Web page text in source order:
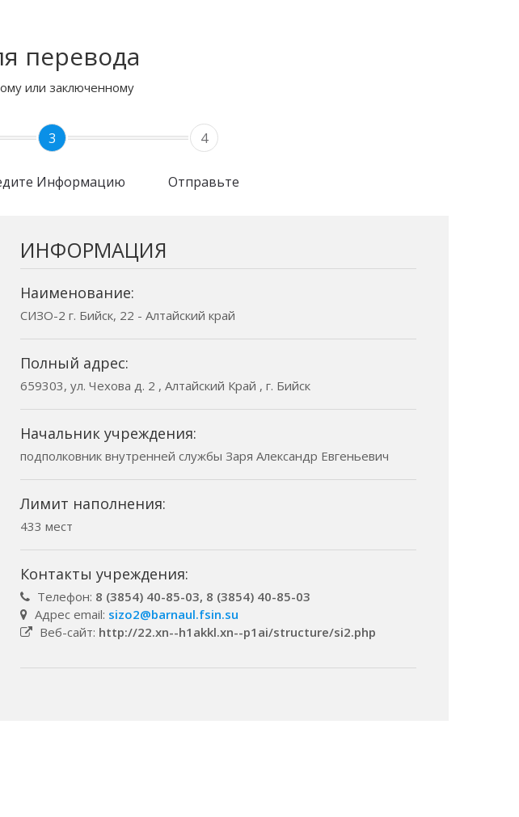
перевода
или заключенному
3
Информацию
4
Отправьте
ИНФОРМАЦИЯ
Наименование:
СИЗО-2 г. Бийск, 22 - Алтайский край
Полный адрес:
659303, ул. Чехова д. 2 , Алтайский Край , г. Бийск
Начальник учреждения:
подполковник внутренней службы Заря Александр Евгеньевич
Лимит наполнения:
433 мест
Контакты учреждения:
Телефон: 8 (3854) 40-85-03, 8 (3854) 40-85-03
Адрес email: sizo2@barnaul.fsin.su
Веб-сайт: http://22.xn--h1akkl.xn--p1ai/structure/si2.php